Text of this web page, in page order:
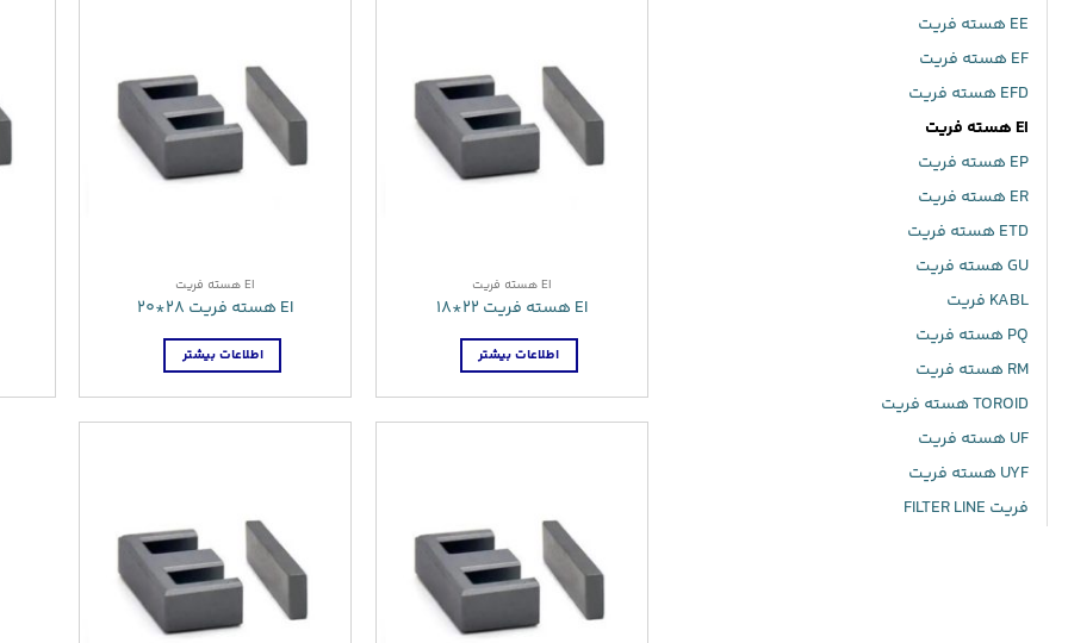
EE هسته فریت
EF هسته فریت
EFD هسته فریت
EI هسته فریت
EP هسته فریت
ER هسته فریت
ETD هسته فریت
GU هسته فریت
KABL فریت
PQ هسته فریت
RM هسته فریت
TOROID هسته فریت
UF هسته فریت
UYF هسته فریت
فریت FILTER LINE
EI هسته فریت
EI هسته فریت 22*18
اطلاعات بیشتر
EI هسته فریت
EI هسته فریت 28*20
اطلاعات بیشتر